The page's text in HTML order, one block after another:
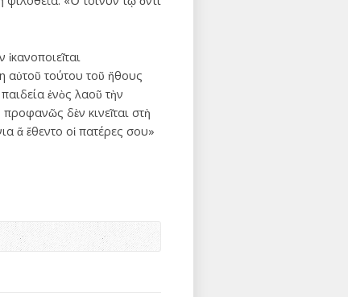
αὐτοῦ τούτου τοῦ ἤθους
ἑνὸς λαοῦ τὴν
προφανῶς δὲν κινεῖται στὴ
ἅ ἔθεντο οἱ πατέρες σου»